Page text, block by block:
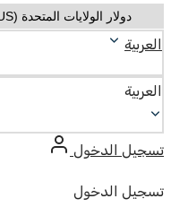
العربية
العربية
تسجيل الدخول
تسجيل الدخول